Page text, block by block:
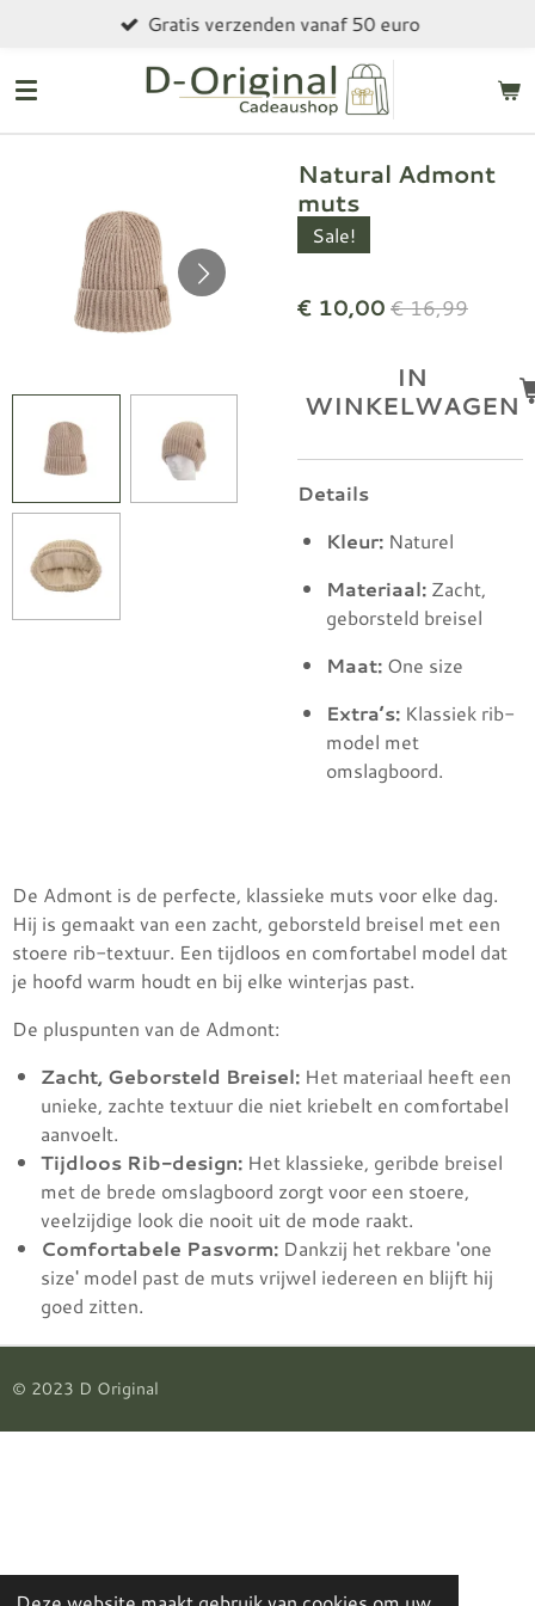
naar
hoofdinhoud
Gratis verzenden vanaf 50 euro
Natural Admont
muts
Sale!
€ 10,00 € 16,99
IN
WINKELWAGEN
Details
Kleur: Naturel
Materiaal: Zacht,
geborsteld breisel
Maat: One size
Extra’s: Klassiek rib-
model met
omslagboord.
De Admont is de perfecte, klassieke muts voor elke dag.
Hij is gemaakt van een zacht, geborsteld breisel met een
stoere rib-textuur. Een tijdloos en comfortabel model dat
je hoofd warm houdt en bij elke winterjas past.
De pluspunten van de Admont:
Zacht, Geborsteld Breisel: Het materiaal heeft een
unieke, zachte textuur die niet kriebelt en comfortabel
aanvoelt.
Tijdloos Rib-design: Het klassieke, geribde breisel
met de brede omslagboord zorgt voor een stoere,
veelzijdige look die nooit uit de mode raakt.
Comfortabele Pasvorm: Dankzij het rekbare 'one
size' model past de muts vrijwel iedereen en blijft hij
goed zitten.
© 2023 D Original